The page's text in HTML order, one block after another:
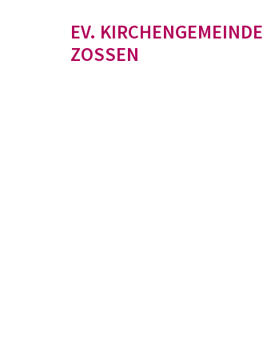
EV. KIRCHENGEMEINDE
ZOSSEN